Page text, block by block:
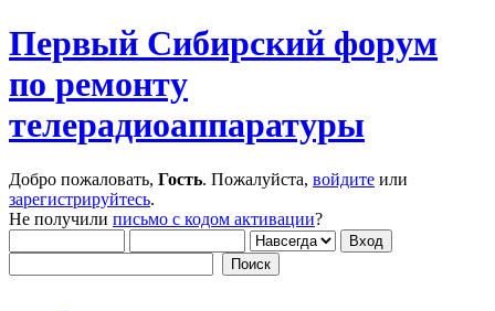
Первый Сибирский форум
по ремонту
телерадиоаппаратуры
Добро пожаловать, Гость. Пожалуйста, войдите или
зарегистрируйтесь.
Не получили письмо с кодом активации?